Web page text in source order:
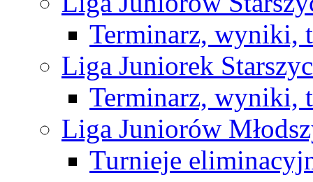
Terminarz, wyniki,
Liga Juniorek
Terminarz, wyniki,
Liga Juniorów
Turnieje